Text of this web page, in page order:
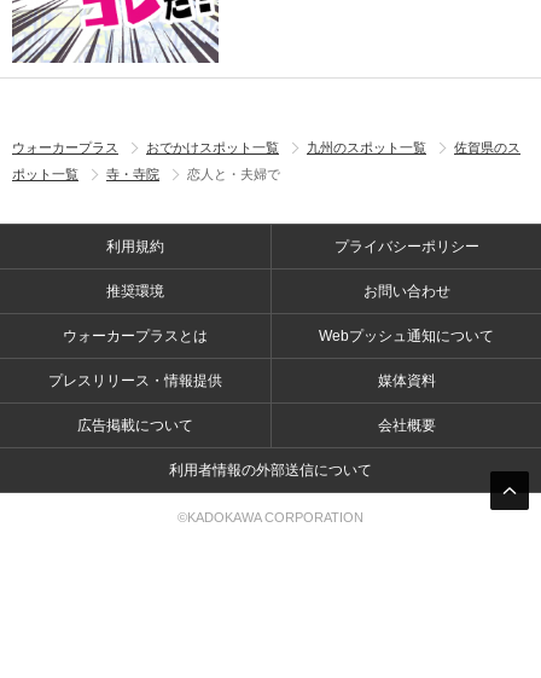
ウォーカープラス おでかけスポット一覧 九州のスポット一覧
佐賀県のス
ポット一覧
寺・寺院 恋人と・夫婦で
利用規約 プライバシーポリシー
推奨環境 お問い合わせ
ウォーカープラスとは Webプッシュ通知について
プレスリリース・情報提供 媒体資料
広告掲載について 会社概要
利用者情報の外部送信について
©KADOKAWA CORPORATION